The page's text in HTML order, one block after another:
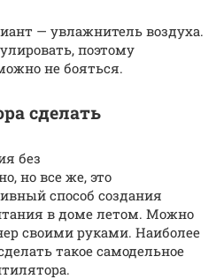
— увлажнитель воздуха.
поэтому
не бояться.
сделать
без
но все же, это
способ создания
в доме летом. Можно
своими руками. Наиболее
такое самодельное